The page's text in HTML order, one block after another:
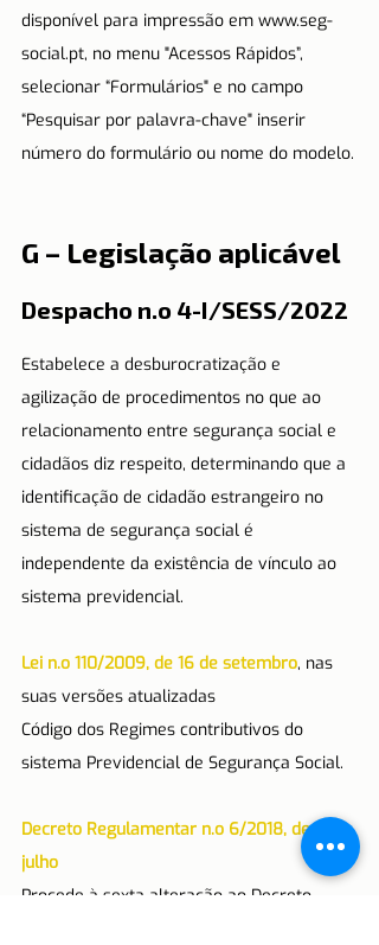
disponível para impressão em www.seg-
social.pt, no menu "Acessos Rápidos”,
selecionar “Formulários" e no campo
“Pesquisar por palavra-chave" inserir
número do formulário ou nome do modelo.
G – Legislação aplicável
Despacho n.o 4-I/SESS/2022
Estabelece a desburocratização e
agilização de procedimentos no que ao
relacionamento entre segurança social e
cidadãos diz respeito, determinando que a
identificação de cidadão estrangeiro no
sistema de segurança social é
independente da existência de vínculo ao
sistema previdencial.
Lei n.o 110/2009, de 16 de setembro, nas
suas versões atualizadas
Código dos Regimes contributivos do
sistema Previdencial de Segurança Social.
Decreto Regulamentar n.o 6/2018, de 2 de
julho
Procede à sexta alteração ao Decreto